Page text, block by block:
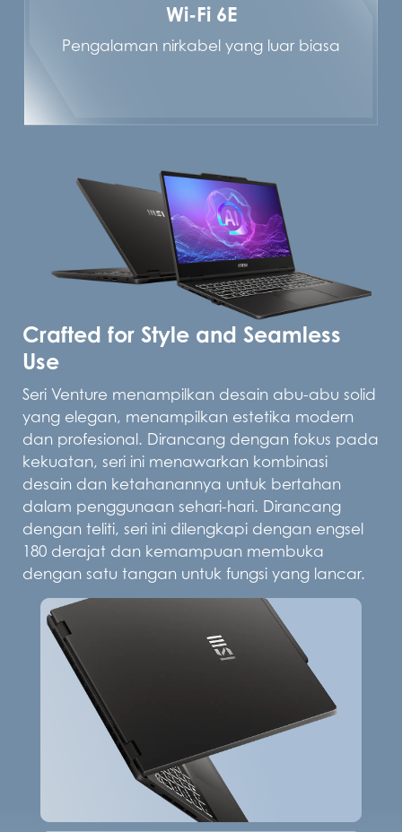
Wi-Fi 6E
Pengalaman nirkabel yang luar biasa
Crafted for Style and Seamless
Use
Seri Venture menampilkan desain abu-abu solid
yang elegan, menampilkan estetika modern
dan profesional. Dirancang dengan fokus pada
kekuatan, seri ini menawarkan kombinasi
desain dan ketahanannya untuk bertahan
dalam penggunaan sehari-hari. Dirancang
dengan teliti, seri ini dilengkapi dengan engsel
180 derajat dan kemampuan membuka
dengan satu tangan untuk fungsi yang lancar.